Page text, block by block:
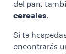
del pan,
cereales.
Si te
encontrarás